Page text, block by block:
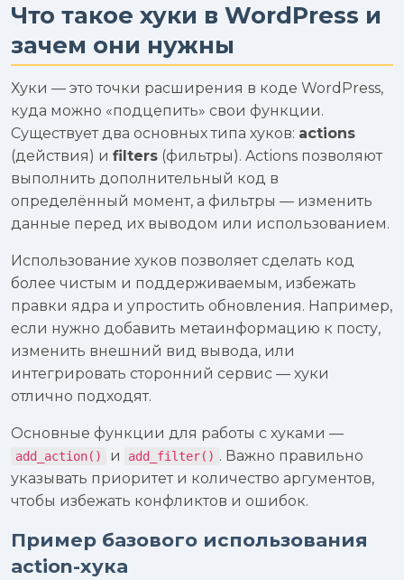
Что такое хуки в WordPress и
зачем они нужны
Хуки — это точки расширения в коде WordPress,
куда можно «подцепить» свои функции.
Существует два основных типа хуков: actions
(действия) и filters (фильтры). Actions позволяют
выполнить дополнительный код в
определённый момент, а фильтры — изменить
данные перед их выводом или использованием.
Использование хуков позволяет сделать код
более чистым и поддерживаемым, избежать
правки ядра и упростить обновления. Например,
если нужно добавить метаинформацию к посту,
изменить внешний вид вывода, или
интегрировать сторонний сервис — хуки
отлично подходят.
Основные функции для работы с хуками —
add_action() и add_filter() . Важно правильно
указывать приоритет и количество аргументов,
чтобы избежать конфликтов и ошибок.
Пример базового использования
action-хука